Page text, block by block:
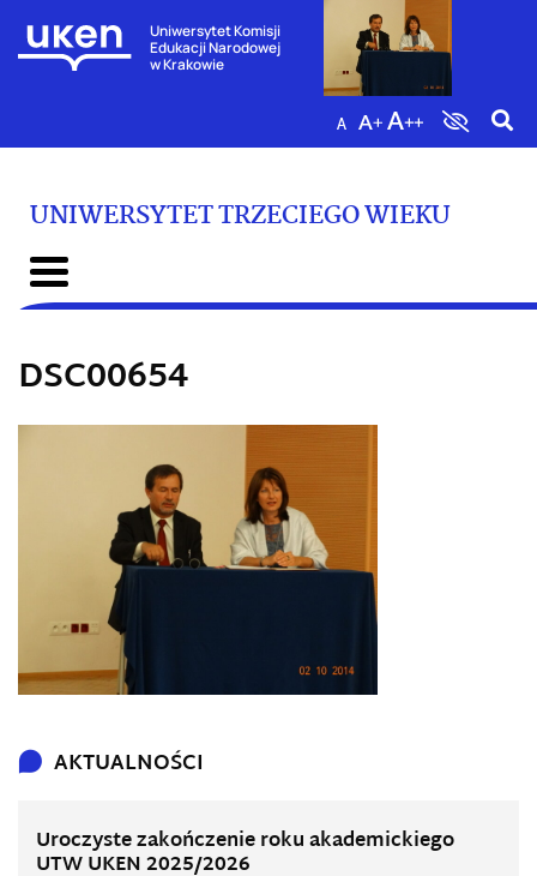
Uniwersytet Komisji
Edukacji Narodowej
w Krakowie
UNIWERSYTET TRZECIEGO WIEKU
DSC00654
AKTUALNOŚCI
Uroczyste zakończenie roku akademickiego
UTW UKEN 2025/2026